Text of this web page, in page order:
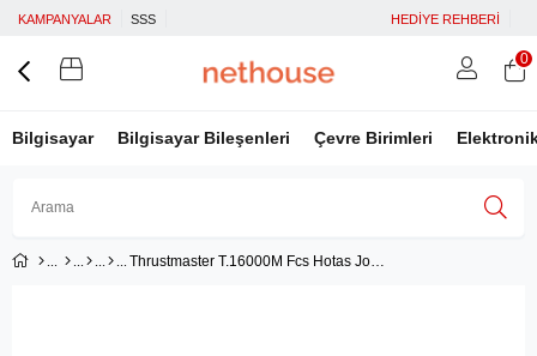
KAMPANYALAR SSS HEDİYE REHBERİ
Bilgisayar Bilgisayar Bileşenleri Çevre Birimleri
0
Thrustmaster T.16000M Fcs Hotas Joystick Seti (PC) - TM-J2960778